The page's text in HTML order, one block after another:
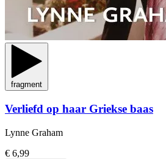
fragment
Verliefd op haar Griekse baas
Lynne Graham
€ 6,99